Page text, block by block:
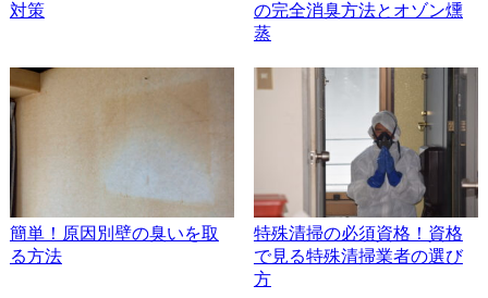
対策
の完全消臭方法とオゾン燻
蒸
簡単！原因別壁の臭いを取
る方法
特殊清掃の必須資格！資格
で見る特殊清掃業者の選び
方